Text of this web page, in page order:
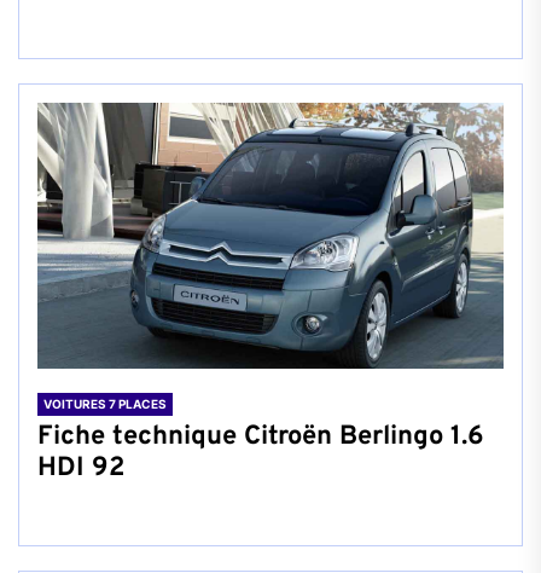
VOITURES 7 PLACES
Fiche technique Citroën Berlingo 1.6
HDI 92